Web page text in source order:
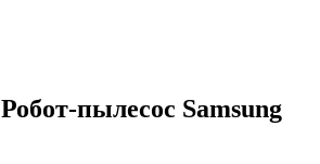
Робот-пылесос Samsung